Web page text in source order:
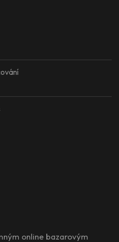
online bazarovým